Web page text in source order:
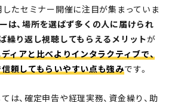
たセミナー開催に注目が集まっていま
は、場所を選ばず多くの人に届けられ
繰り返し視聴してもらえるメリットが
ィアと比べよりインタラクティブで、
頼してもらいやすい点も強みです。
は、確定申告や経理実務、資金繰り、助